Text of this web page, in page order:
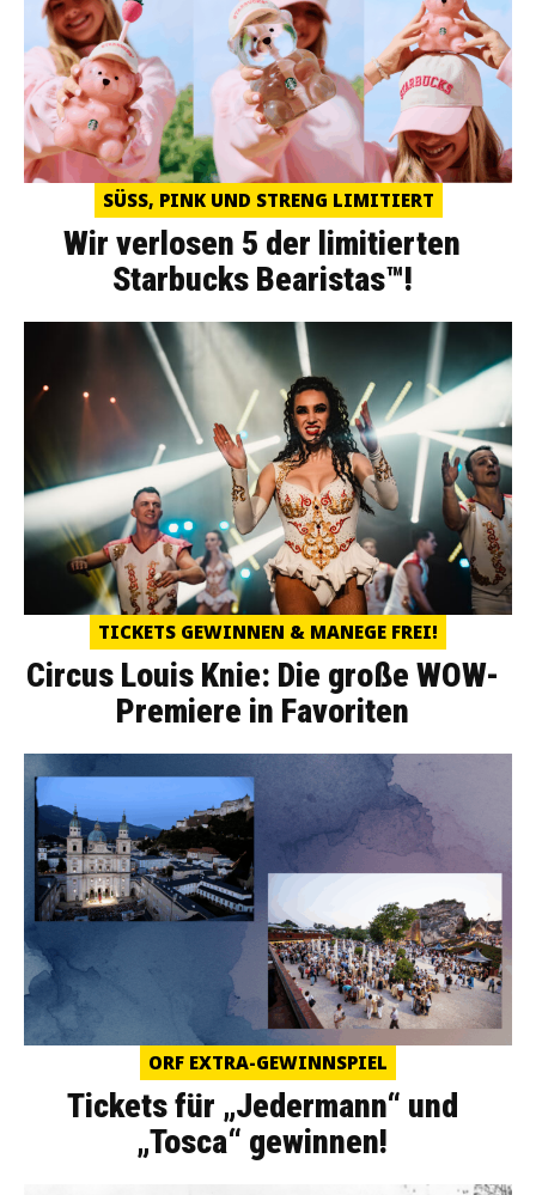
SÜSS, PINK UND STRENG LIMITIERT
Wir verlosen 5 der limitierten
Starbucks Bearistas™!
TICKETS GEWINNEN & MANEGE FREI!
Circus Louis Knie: Die große WOW-
Premiere in Favoriten
ORF EXTRA-GEWINNSPIEL
Tickets für „Jedermann“ und
„Tosca“ gewinnen!